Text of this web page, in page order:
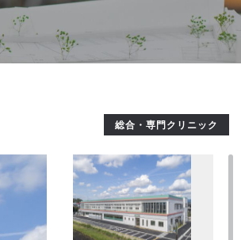
総合・専門クリニック